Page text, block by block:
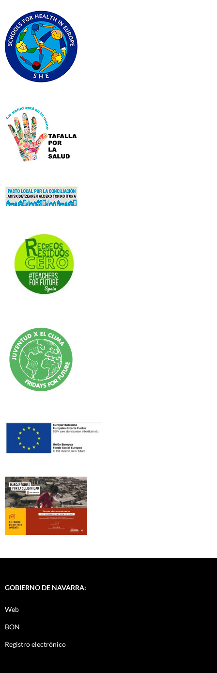
GOBIERNO DE NAVARRA:
Web
BON
Registro electrónico